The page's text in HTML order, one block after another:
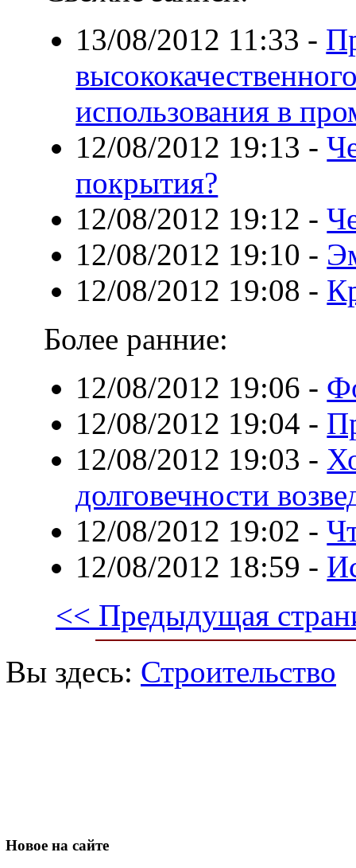
13/08/2012 11:33 -
использования в
12/08/2012 19:13 -
покрытия?
12/08/2012 19:12 -
12/08/2012 19:10 -
12/08/2012 19:08 -
Более ранние:
12/08/2012 19:06 -
12/08/2012 19:04 -
12/08/2012 19:03 -
долговечности
12/08/2012 19:02 -
12/08/2012 18:59 -
<< Предыдущая
Вы здесь: Строительство
Новое на сайте